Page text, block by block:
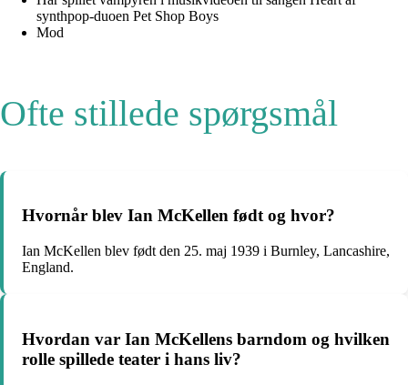
synthpop-duoen Pet Shop Boys
Mod
Ofte stillede spørgsmål
Hvornår blev Ian McKellen født og hvor?
Ian McKellen blev født den 25. maj 1939 i Burnley, Lancashire,
England.
Hvordan var Ian McKellens barndom og hvilken
rolle spillede teater i hans liv?